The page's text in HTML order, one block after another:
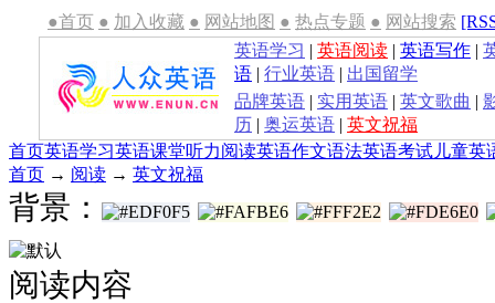
●首页 ● 加入收藏 ● 网站地图 ● 热点专题 ● 网站搜索
英语学习 | 英语阅读 | 英语写作 |
语 | 行业英语 | 出国留学
品牌英语 | 实用英语 | 英文歌曲 |
历 | 奥运英语 | 英文祝福
首页英语学习英语课堂听力阅读英语作文语法英语考试 儿童英
首页 → 阅读 → 英文祝福
背景：
阅读内容